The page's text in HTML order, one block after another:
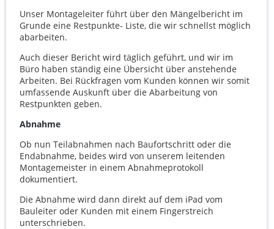
Unser Montageleiter führt über den Mängelbericht im
Grunde eine Restpunkte- Liste, die wir schnellst möglich
abarbeiten.
Auch dieser Bericht wird täglich geführt, und wir im
Büro haben ständig eine Übersicht über anstehende
Arbeiten. Bei Rückfragen vom Kunden können wir somit
umfassende Auskunft über die Abarbeitung von
Restpunkten geben.
Abnahme
Ob nun Teilabnahmen nach Baufortschritt oder die
Endabnahme, beides wird von unserem leitenden
Montagemeister in einem Abnahmeprotokoll
dokumentiert.
Die Abnahme wird dann direkt auf dem iPad vom
Bauleiter oder Kunden mit einem Fingerstreich
unterschrieben.